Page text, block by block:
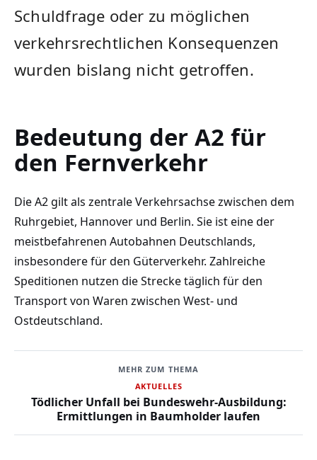
Schuldfrage oder zu möglichen
verkehrsrechtlichen Konsequenzen
wurden bislang nicht getroffen.
Bedeutung der A2 für
den Fernverkehr
Die A2 gilt als zentrale Verkehrsachse zwischen dem
Ruhrgebiet, Hannover und Berlin. Sie ist eine der
meistbefahrenen Autobahnen Deutschlands,
insbesondere für den Güterverkehr. Zahlreiche
Speditionen nutzen die Strecke täglich für den
Transport von Waren zwischen West- und
Ostdeutschland.
MEHR ZUM THEMA
AKTUELLES
Tödlicher Unfall bei Bundeswehr-Ausbildung:
Ermittlungen in Baumholder laufen